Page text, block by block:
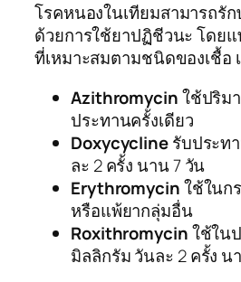
โรคหนองในเทียมสามารถรั
ด้วยการใช้ยาปฏิชีวนะ โดย
ที่เหมาะสมตามชนิดของเชื้อ
Azithromycinใช้ปริม
ประทานครั้งเดียว
Doxycyclineรับประท
ละ 2 ครั้ง นาน 7 วัน
Erythromycinใช้ในก
หรือแพ้ยากลุ่มอื่น
Roxithromycinใช้ใน
มิลลิกรัม วันละ 2 ครั้ง น